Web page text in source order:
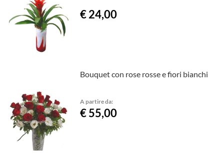
€ 24,00
Bouquet con rose rosse e fiori bianchi
A partire da:
€ 55,00